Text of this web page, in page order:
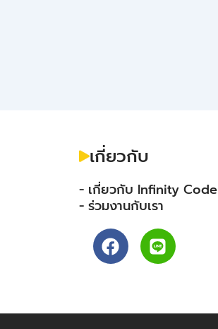
เกี่ยวกับ
- เกี่ยวกับ Infinity Code
- ร่วมงานกับเรา
F
a
L
i